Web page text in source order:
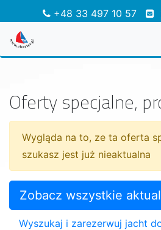
+48 33 497 10 57
Oferty specjalne,
Wygląda na to, ze ta oferta
szukasz jest już nieaktualna
Zobacz wszystkie
Wyszukaj i zarezerwuj jacht